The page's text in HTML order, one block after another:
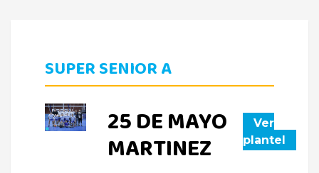
SUPER SENIOR A
25 DE MAYO
MARTINEZ
Ver
plantel